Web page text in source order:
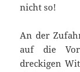
nicht so!
An der
auf die
dreckigen